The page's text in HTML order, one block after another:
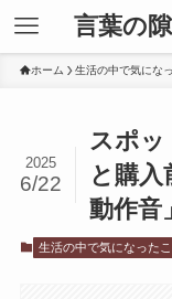
言葉の
ホーム 生活の中で気にな
スポッ
と購
動作音
2025
6/22
生活の中で気になったこ